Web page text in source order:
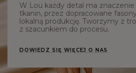
W Lou każdy detal ma znaczenie
tkanin, przez dopracowane
lokalną produkcję. Tworzymy z
z szacunkiem do procesu.
DOWIEDZ SIĘ WIĘCEJ O NAS